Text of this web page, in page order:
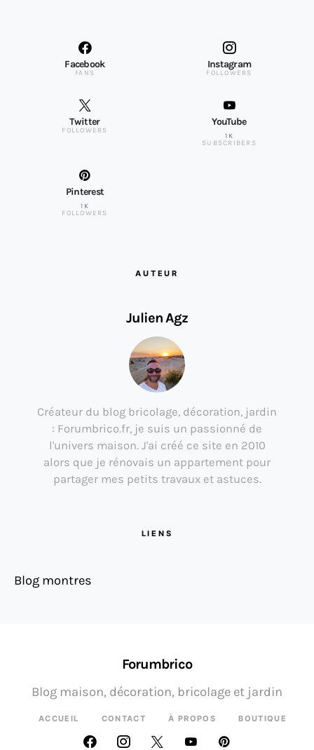
Facebook
FANS
Instagram
FOLLOWERS
Twitter
FOLLOWERS
YouTube
1K
SUBSCRIBERS
Pinterest
1K
FOLLOWERS
AUTEUR
Julien Agz
Créateur du blog bricolage, décoration, jardin
: Forumbrico.fr, je suis un passionné de
l'univers maison. J'ai créé ce site en 2010
alors que je rénovais un appartement pour
partager mes petits travaux et astuces.
LIENS
Blog montres
Forumbrico
ACCUEIL CONTACT À PROPOS BOUTIQUE
Blog maison, décoration, bricolage et jardin